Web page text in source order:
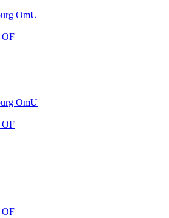
OmU
OF
OmU
OF
OF